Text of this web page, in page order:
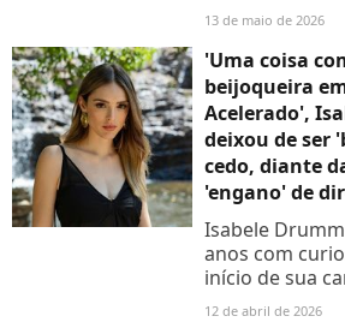
sala comercial.
13 de maio de 2026
'Uma coisa
beijoqueira
Acelerado',
deixou de ser
cedo, diante
'engano' de
Isabele
anos com
início de sua
qual
12 de abril de 2026